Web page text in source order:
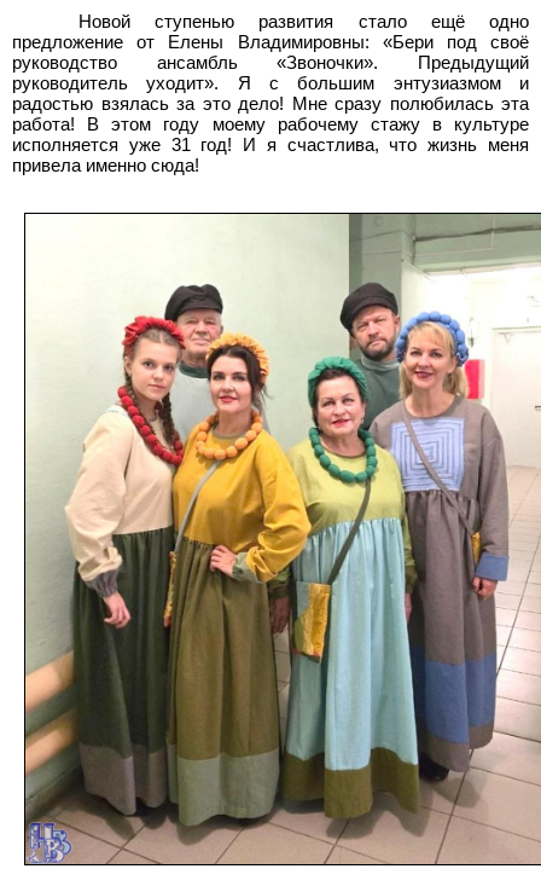
Новой ступенью развития стало ещё одно
предложение от Елены Владимировны: «Бери под своё
руководство ансамбль «Звоночки». Предыдущий
руководитель уходит». Я с большим энтузиазмом и
радостью взялась за это дело! Мне сразу полюбилась эта
работа! В этом году моему рабочему стажу в культуре
исполняется уже 31 год! И я счастлива, что жизнь меня
привела именно сюда!